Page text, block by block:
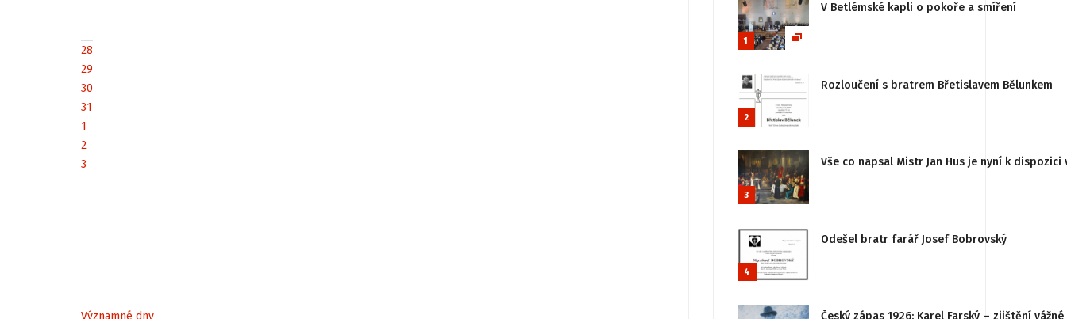
28
29
30
31
1
2
3
Významné dny
1
V Betlémské kapli o pokoře a smíření
2
Rozloučení s bratrem Břetislavem Bělunkem
3
Vše co napsal Mistr Jan Hus je nyní k
4
Odešel bratr farář Josef Bobrovský